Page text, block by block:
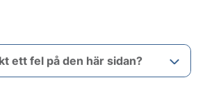
ett fel på den här sidan?